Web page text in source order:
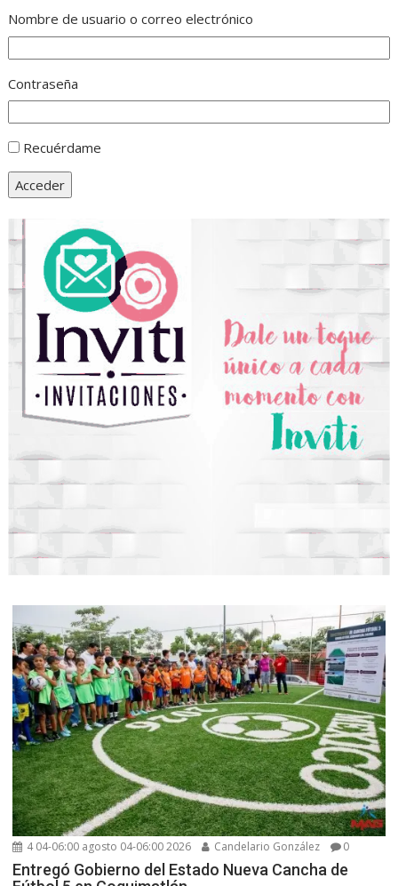
Nombre de usuario o correo electrónico
Contraseña
Recuérdame
Acceder
4 04-06:00 agosto 04-06:00 2026 Candelario González 0
Entregó Gobierno del Estado Nueva Cancha de